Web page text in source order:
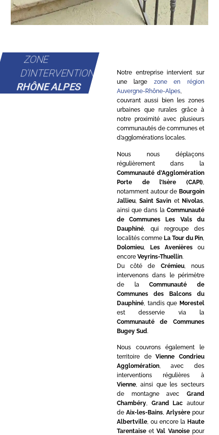
ZONE
D'INTERVENTION
RHÔNE ALPES
Notre entreprise intervient sur
une large zone en région
Auvergne-Rhône-Alpes,
couvrant aussi bien les zones
urbaines que rurales grâce à
notre proximité avec plusieurs
communautés de communes et
d’agglomérations locales.
Nous nous déplaçons
régulièrement dans la
Communauté d’Agglomération
Porte de l’Isère (CAPI)
notamment autour de Bourgoin
Jallieu,Saint Savin et Nivolas
ainsi que dans la Communauté
de Communes Les Vals du
Dauphiné, qui regroupe des
localités comme La Tour du Pin
Dolomieu, Les Avenièresou
encore Veyrins-Thuellin.
Du côté de Crémieu, nous
intervenons dans le périmètre
de laCommunauté de
Communes des Balcons du
Dauphiné, tandis que Morestel
est desservie via la
Communauté de Communes
Bugey Sud.
Nous couvrons également le
territoire deVienne Condrieu
Agglomération, avec des
interventions régulières à
Vienne, ainsi que les secteurs
de montagne avec Grand
Chambéry, Grand Lac autour
de Aix-les-Bains, Arlysèrepour
Albertville, ou encore la Haute
TarentaiseetVal Vanoisepour